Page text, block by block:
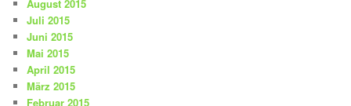
August 2015
Juli 2015
Juni 2015
Mai 2015
April 2015
März 2015
Februar 2015